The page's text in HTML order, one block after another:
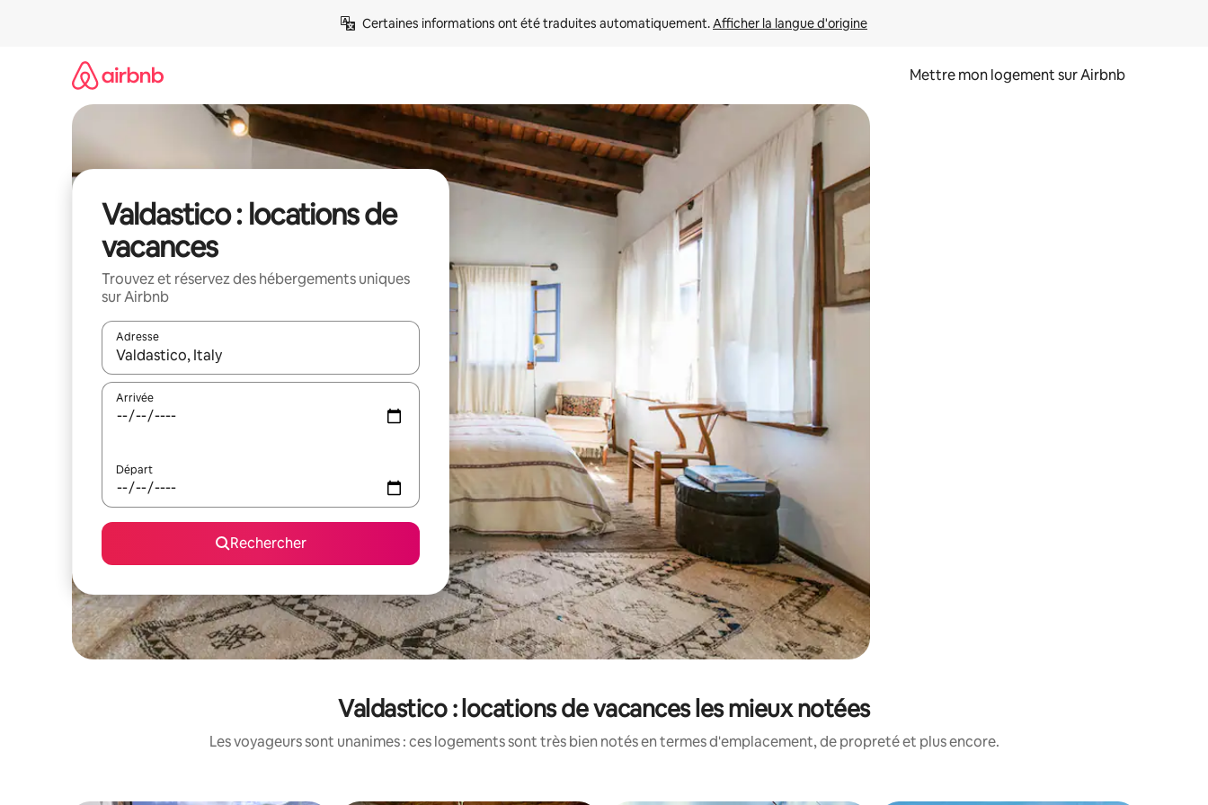
Certaines informations ont été traduites automatiquement. Afficher la langue d'origine
Mettre mon logement sur Airbnb
Valdastico : locations de
vacances
Trouvez et réservez des hébergements uniques
sur Airbnb
Adresse
Lorsque les résultats s'affichent, utilisez les flèches vers le haut et vers le bas pour les parcourir ou en appuyant et en faisant glisser.
Arrivée
Départ
Rechercher
Valdastico : locations de vacances les mieux notées
Les voyageurs sont unanimes : ces logements sont très bien notés en termes d'emplacement, de propreté et plus encore.